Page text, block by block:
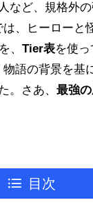
など、規格外
は、ヒーローと
を、Tier表を使っ
語の背景を基
。さあ、最強
目次